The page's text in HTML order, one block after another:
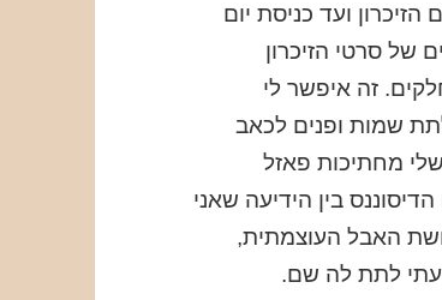
ועד כניסת יום
של סרטי הזיכרון
זה איפשר לי
שמות ופנים לכאב
מחתיכות פאזל
בין הידיעה שאני
האבל העוצמתית,
לתת לה שם.